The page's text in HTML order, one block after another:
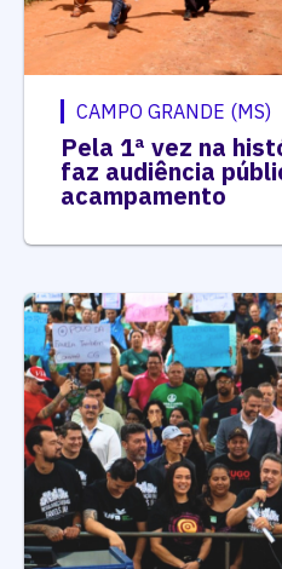
CAMPO GRANDE (MS)
Pela 1ª vez na
faz audiência
acampamento